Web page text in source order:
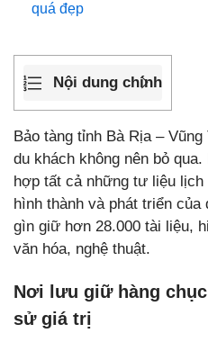
quá đẹp
Nội dung chính
Bảo tàng tỉnh Bà Rịa –
du khách không nên bỏ
hợp tất cả những tư liệu
hình thành và phát triển
gìn giữ hơn 28.000 tài liệu,
văn hóa, nghệ thuật.
Nơi lưu giữ hàng
sử giá trị